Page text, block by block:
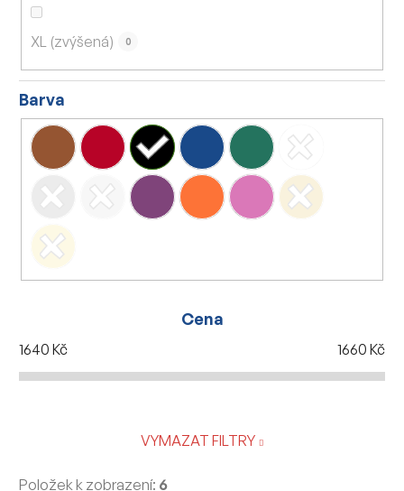
XL (zvýšená) 0
Barva
Cena
1640 Kč 1660 Kč
VYMAZAT FILTRY
Položek k zobrazení: 6